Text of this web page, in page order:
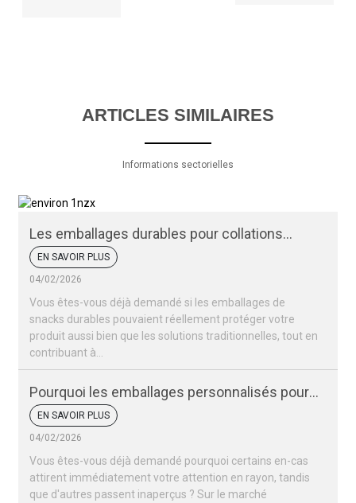
ARTICLES SIMILAIRES
Informations sectorielles
Les emballages durables pour collations
peuvent-ils protéger vos produits ?
EN SAVOIR PLUS
04/02/2026
Vous êtes-vous déjà demandé si les emballages de
snacks durables pouvaient réellement protéger votre
produit aussi bien que les solutions traditionnelles, tout en
contribuant à...
Pourquoi les emballages personnalisés pour
vos snacks sont-ils si importants pour votre
marque ?
EN SAVOIR PLUS
04/02/2026
Vous êtes-vous déjà demandé pourquoi certains en-cas
attirent immédiatement votre attention en rayon, tandis
que d'autres passent inaperçus ? Sur le marché